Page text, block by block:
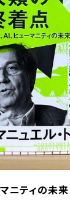
ニティの未来